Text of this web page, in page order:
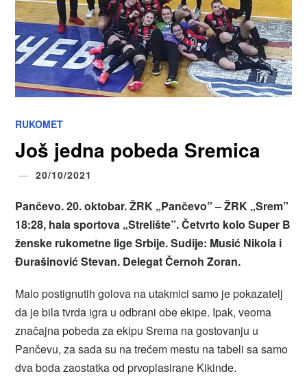
RUKOMET
Još jedna pobeda Sremica
20/10/2021
Pančevo. 20. oktobar. ŽRK „Pančevo” – ŽRK „Srem”
18:28, hala sportova „Strelište”. Četvrto kolo Super B
ženske rukometne lige Srbije. Sudije: Musić Nikola i
Đurašinović Stevan. Delegat Černoh Zoran.
Malo postignutih golova na utakmici samo je pokazatelj
da je bila tvrda igra u odbrani obe ekipe. Ipak, veoma
značajna pobeda za ekipu Srema na gostovanju u
Pančevu, za sada su na trećem mestu na tabeli sa samo
dva boda zaostatka od prvoplasirane Kikinde.